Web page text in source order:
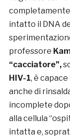
intatto il DNA
professore
“cacciatore”,
HIV-1, è
anche di
incomplete
alla cellula
intatta e,